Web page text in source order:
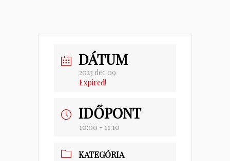
DÁTUM
2023 dec 09
Expired!
IDŐPONT
10:00 - 11:10
KATEGÓRIA